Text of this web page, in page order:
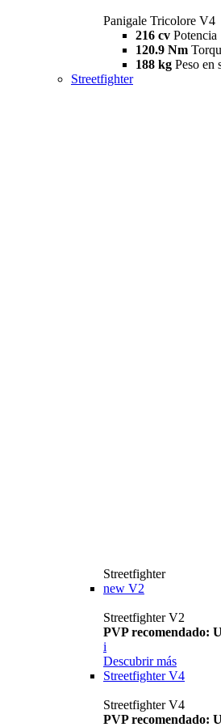
Panigale Tricolore V4
216 cv Potencia
120.9 Nm
188 kg Peso en
Streetfighter
Streetfighter
new V2
Streetfighter V2
PVP recomendado:
i
Descubrir más
Streetfighter V4
Streetfighter V4
PVP recomendado: